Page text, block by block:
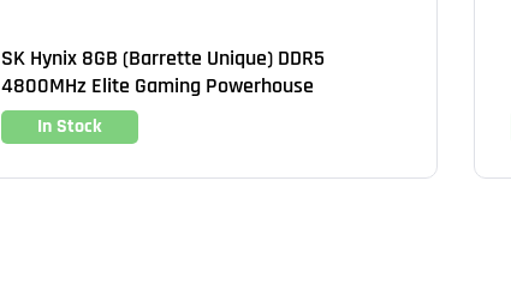
SK Hynix 8GB (Barrette Unique) DDR5
4800MHz Elite Gaming Powerhouse
In Stock